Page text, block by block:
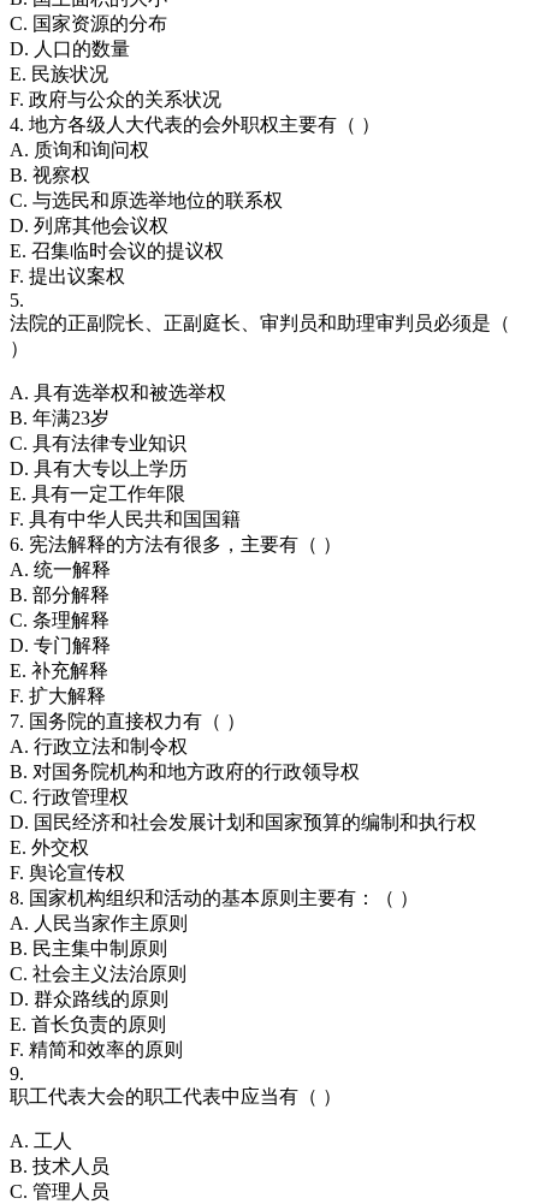
C. 国家资源的分布
D. 人口的数量
E. 民族状况
F. 政府与公众的关系状况
4. 地方各级人大代表的会外职权主要有（ ）
A. 质询和询问权
B. 视察权
C. 与选民和原选举地位的联系权
D. 列席其他会议权
E. 召集临时会议的提议权
F. 提出议案权
5.
法院的正副院长、正副庭长、审判员和助理审判员必须是（
）
A. 具有选举权和被选举权
B. 年满23岁
C. 具有法律专业知识
D. 具有大专以上学历
E. 具有一定工作年限
F. 具有中华人民共和国国籍
6. 宪法解释的方法有很多，主要有（ ）
A. 统一解释
B. 部分解释
C. 条理解释
D. 专门解释
E. 补充解释
F. 扩大解释
7. 国务院的直接权力有（ ）
A. 行政立法和制令权
B. 对国务院机构和地方政府的行政领导权
C. 行政管理权
D. 国民经济和社会发展计划和国家预算的编制和执行权
E. 外交权
F. 舆论宣传权
8. 国家机构组织和活动的基本原则主要有：（ ）
A. 人民当家作主原则
B. 民主集中制原则
C. 社会主义法治原则
D. 群众路线的原则
E. 首长负责的原则
F. 精简和效率的原则
9.
职工代表大会的职工代表中应当有（ ）
A. 工人
B. 技术人员
C. 管理人员